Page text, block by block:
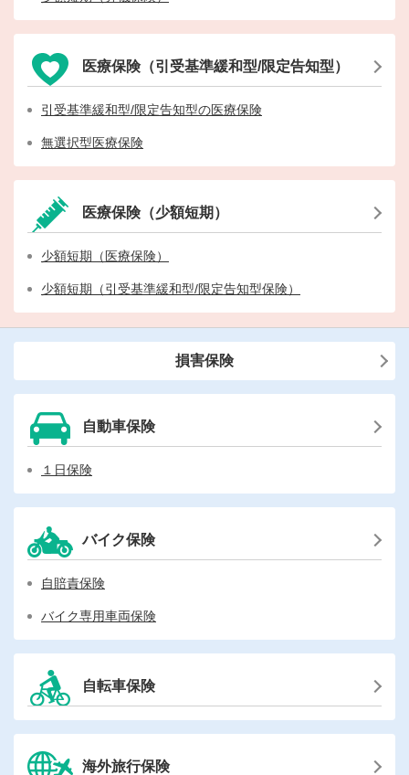
医療保険（引受基準緩和型/限定告知型）
引受基準緩和型/限定告知型の医療保険
無選択型医療保険
医療保険（少額短期）
少額短期（医療保険）
少額短期（引受基準緩和型/限定告知型保険）
損害保険
自動車保険
１日保険
バイク保険
自賠責保険
バイク専用車両保険
自転車保険
海外旅行保険